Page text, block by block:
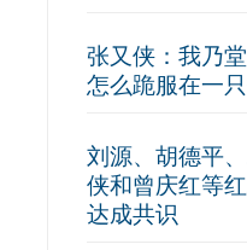
张又侠：我乃
怎么跪服在一
刘源、胡德平
侠和曾庆红等
达成共识